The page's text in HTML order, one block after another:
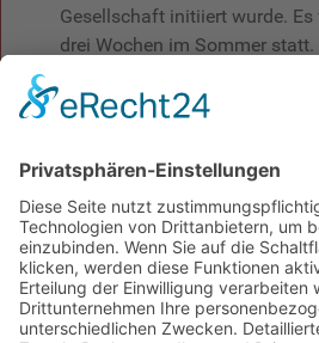
Gesellschaft initiiert wurde.
drei Wochen im Sommer statt.
durchgeführt, wie z.B. das
Lemberger Festival der
„Szymanowski Quartett and
2006 wurde dem Orchester in
Leistung und seines
„Akademisch“ verliehen. Das
regelmäßig Tourneen im